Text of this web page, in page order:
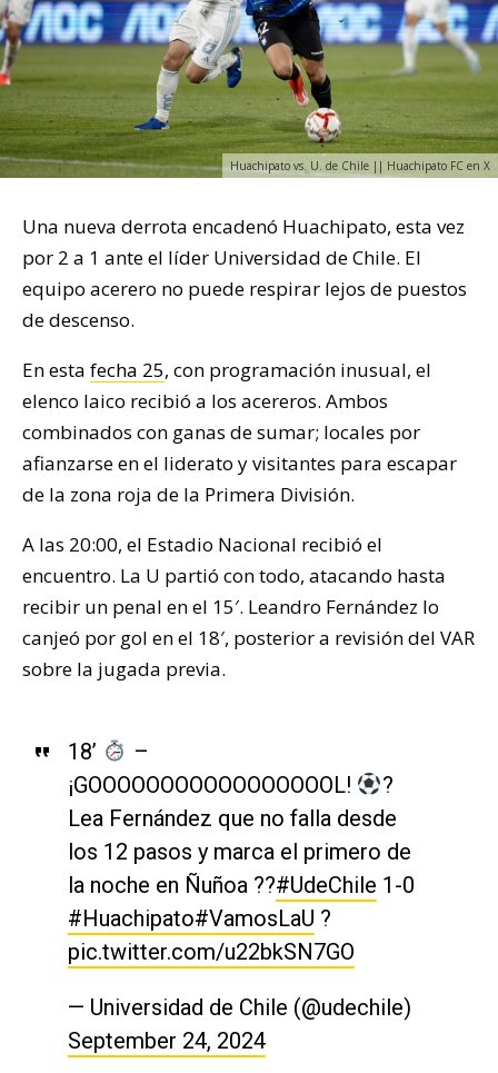
Huachipato vs. U. de Chile || Huachipato FC en X
Una nueva derrota encadenó Huachipato, esta vez
por 2 a 1 ante el líder Universidad de Chile. El
equipo acerero no puede respirar lejos de puestos
de descenso.
En esta fecha 25, con programación inusual, el
elenco laico recibió a los acereros. Ambos
combinados con ganas de sumar; locales por
afianzarse en el liderato y visitantes para escapar
de la zona roja de la Primera División.
A las 20:00, el Estadio Nacional recibió el
encuentro. La U partió con todo, atacando hasta
recibir un penal en el 15′. Leandro Fernández lo
canjeó por gol en el 18′, posterior a revisión del VAR
sobre la jugada previa.
18’
–
¡GOOOOOOOOOOOOOOOOOL!
?
Lea Fernández que no falla desde
los 12 pasos y marca el primero de
la noche en Ñuñoa ??️#UdeChile 1-0
#Huachipato#VamosLaU ?
pic.twitter.com/u22bkSN7GO
— Universidad de Chile (@udechile)
September 24, 2024